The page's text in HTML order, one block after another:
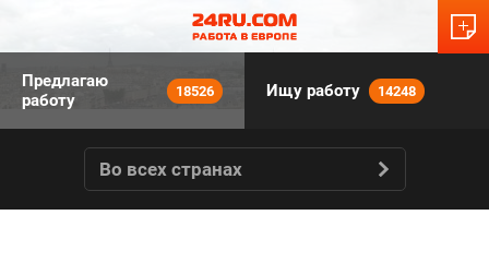
Предлагаю
работу
18526 Ищу работу 14248
Во всех странах